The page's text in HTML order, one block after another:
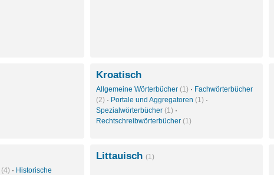
Kroatisch
Allgemeine Wörterbücher (1) · Fachwörterbücher
(2) · Portale und Aggregatoren (1) ·
Spezialwörterbücher (1) ·
Rechtschreibwörterbücher (1)
(4) · Historische
Littauisch (1)